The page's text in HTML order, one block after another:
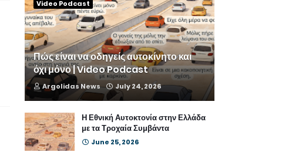
Video Podcast
Πώς είναι να οδηγείς αυτοκίνητο και
όχι μόνο | Video Podcast
Argolidas News July 24, 2026
Η Εθνική Αυτοκτονία στην Ελλάδα
με τα Τροχαία Συμβάντα
June 25, 2026